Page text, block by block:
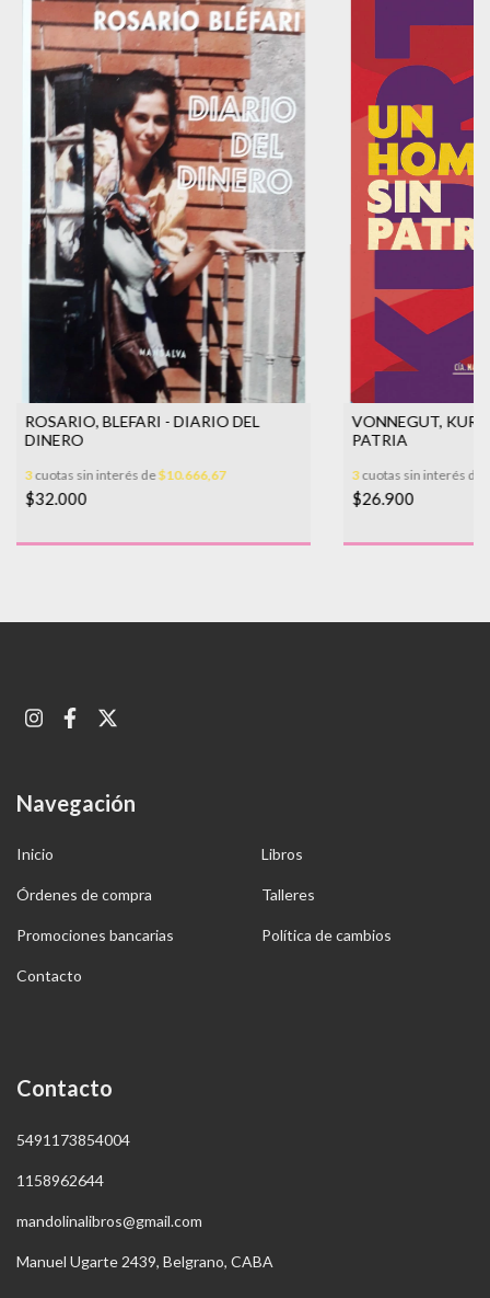
ROSARIO, BLEFARI - DIARIO DEL
DINERO
3cuotas sin interés de$10.666,67
$32.000
VONNEGUT,
PATRIA
3cuotas sin interés de
$26.900
Navegación
Inicio Libros
Órdenes de compra Talleres
Promociones bancarias Política de cambios
Contacto
Contacto
5491173854004
1158962644
mandolinalibros@gmail.com
Manuel Ugarte 2439, Belgrano, CABA